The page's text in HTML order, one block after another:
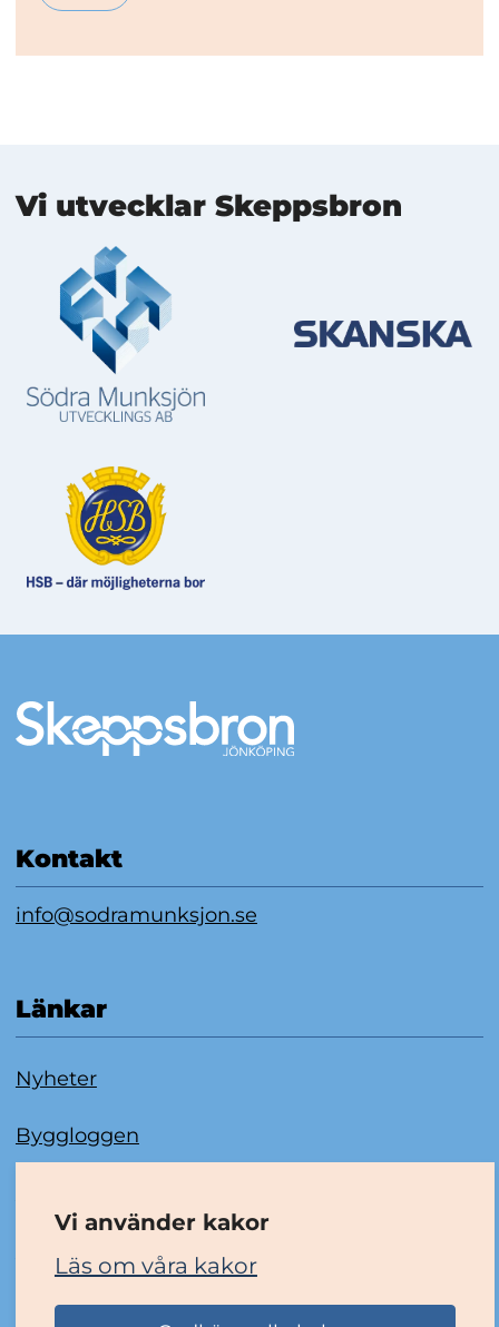
Vi använder kakor
Läs om våra kakor
Mer information
Vi utvecklar Skeppsbron
Kontakt
info@sodramunksjon.se
Länkar
Nyheter
Byggloggen
Tillgänglighetsredogörelse